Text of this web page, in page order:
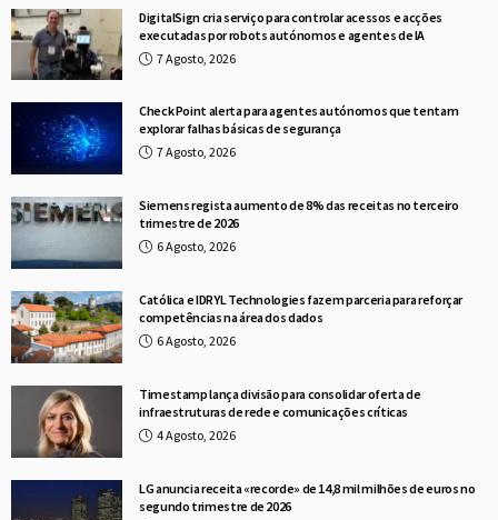
DigitalSign cria serviço para controlar acessos e acções
executadas por robots autónomos e agentes de IA
7 Agosto, 2026
Check Point alerta para agentes autónomos que tentam
explorar falhas básicas de segurança
7 Agosto, 2026
Siemens regista aumento de 8% das receitas no terceiro
trimestre de 2026
6 Agosto, 2026
Católica e IDRYL Technologies fazem parceria para reforçar
competências na área dos dados
6 Agosto, 2026
Timestamp lança divisão para consolidar oferta de
infraestruturas de rede e comunicações críticas
4 Agosto, 2026
LG anuncia receita «recorde» de 14,8 mil milhões de euros no
segundo trimestre de 2026